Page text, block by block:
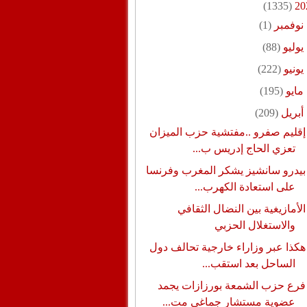
(1335)
نوفمبر(1)
يوليو(88)
يونيو(222)
مايو(195)
أبريل(209)
إقليم صفرو ..مفتشية حزب الميزان
تعزي الحاج إدريس ب...
بيدرو سانشيز يشكر المغرب وفرنسا
على استعادة الكهرب...
الأمازيغية بين النضال الثقافي
والاستغلال الحزبي
هكذا عبر وزاراء خارجية تحالف دول
الساحل بعد استقب...
فرع حزب الشمعة بورزازات يجمد
عضوية مستشار جماغي مت...